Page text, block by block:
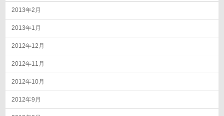
2013年2月
2013年1月
2012年12月
2012年11月
2012年10月
2012年9月